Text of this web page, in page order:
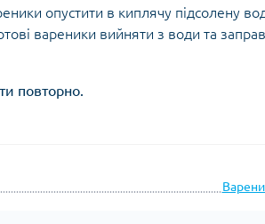
опустити в киплячу підсолену
вареники вийняти з води та
повторно.